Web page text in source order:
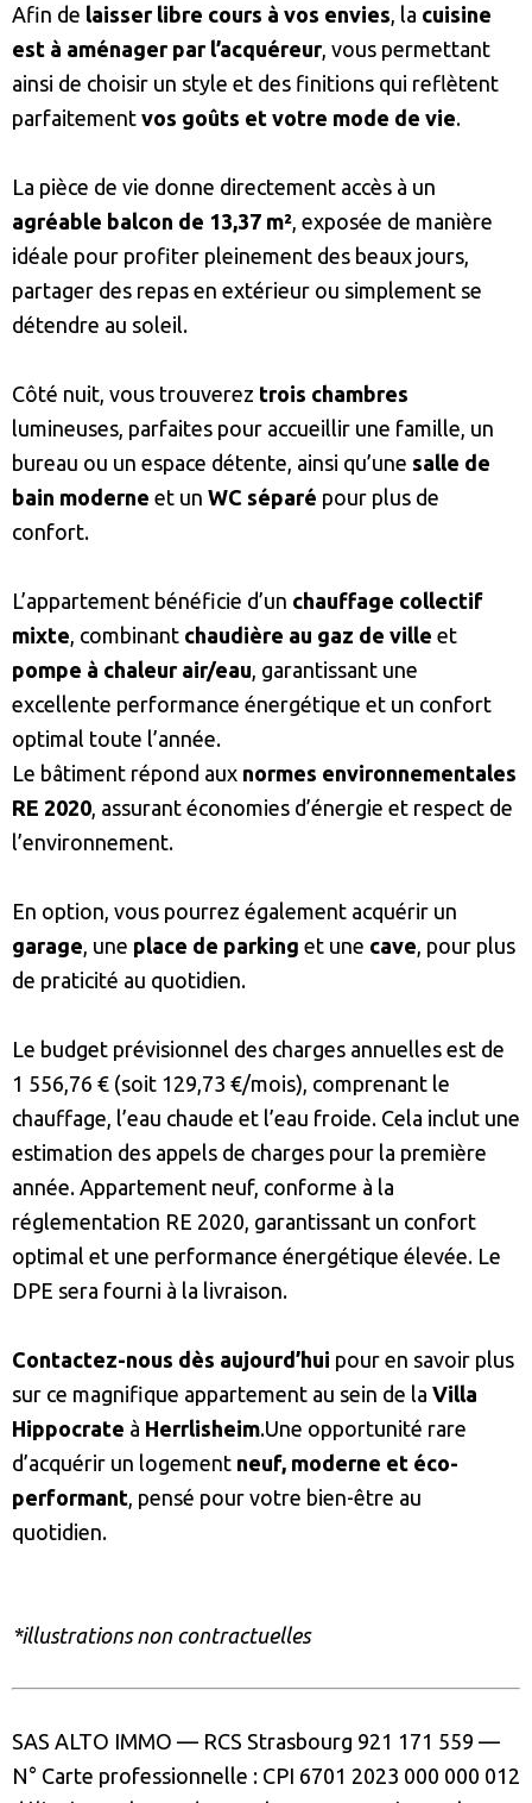
Afin de laisser libre cours à vos envies , la cuisine
est à aménager par l’acquéreur, vous permettant
ainsi de choisir un style et des finitions qui reflètent
parfaitement vos goûts et votre mode de vie.
La pièce de vie donne directement accès à un
agréable balcon de 13,37 m² , exposée de manière
idéale pour profiter pleinement des beaux jours,
partager des repas en extérieur ou simplement se
détendre au soleil.
Côté nuit, vous trouverez trois chambres
lumineuses, parfaites pour accueillir une famille, un
bureau ou un espace détente, ainsi qu’une salle de
bain moderne et un WC séparé pour plus de
confort.
L’appartement bénéficie d’un chauffage collectif
mixte , combinant chaudière au gaz de ville et
pompe à chaleur air/eau , garantissant une
excellente performance énergétique et un confort
optimal toute l’année.
Le bâtiment répond aux normes environnementales
RE 2020 , assurant économies d’énergie et respect de
l’environnement.
En option, vous pourrez également acquérir un
garage , une place de parking et une cave , pour plus
de praticité au quotidien.
Le budget prévisionnel des charges annuelles est de
1 556,76 € (soit 129,73 €/mois), comprenant le
chauffage, l’eau chaude et l’eau froide. Cela inclut une
estimation des appels de charges pour la première
année. Appartement neuf, conforme à la
réglementation RE 2020, garantissant un confort
optimal et une performance énergétique élevée. Le
DPE sera fourni à la livraison.
Contactez-nous dès aujourd’hui pour en savoir plus
sur ce magnifique appartement au sein de la Villa
Hippocrate à Herrlisheim.Une opportunité rare
d’acquérir un logement neuf, moderne et éco-
performant , pensé pour votre bien-être au
quotidien.
*illustrations non contractuelles
SAS ALTO IMMO — RCS Strasbourg 921 171 559 —
N° Carte professionnelle : CPI 6701 2023 000 000 012